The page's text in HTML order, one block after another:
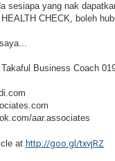
sesiapa yang nak
CHECK, boleh
Business Coach
aar.associates
at http://goo.gl/txvjRZ